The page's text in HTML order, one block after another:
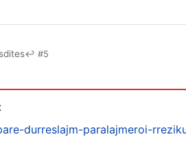
↩ #5
durreslajm-paralajmeroi-